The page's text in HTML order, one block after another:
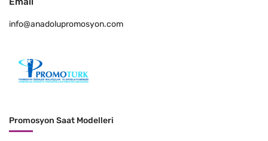
info@anadolupromosyon.com
Promosyon Saat Modelleri